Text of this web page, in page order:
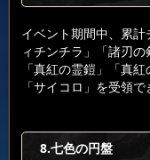
イベント期間中、累
ィチンチラ」「諸刃
「真紅の霊鎧」「真
「サイコロ」を受領で
8.七色の円盤